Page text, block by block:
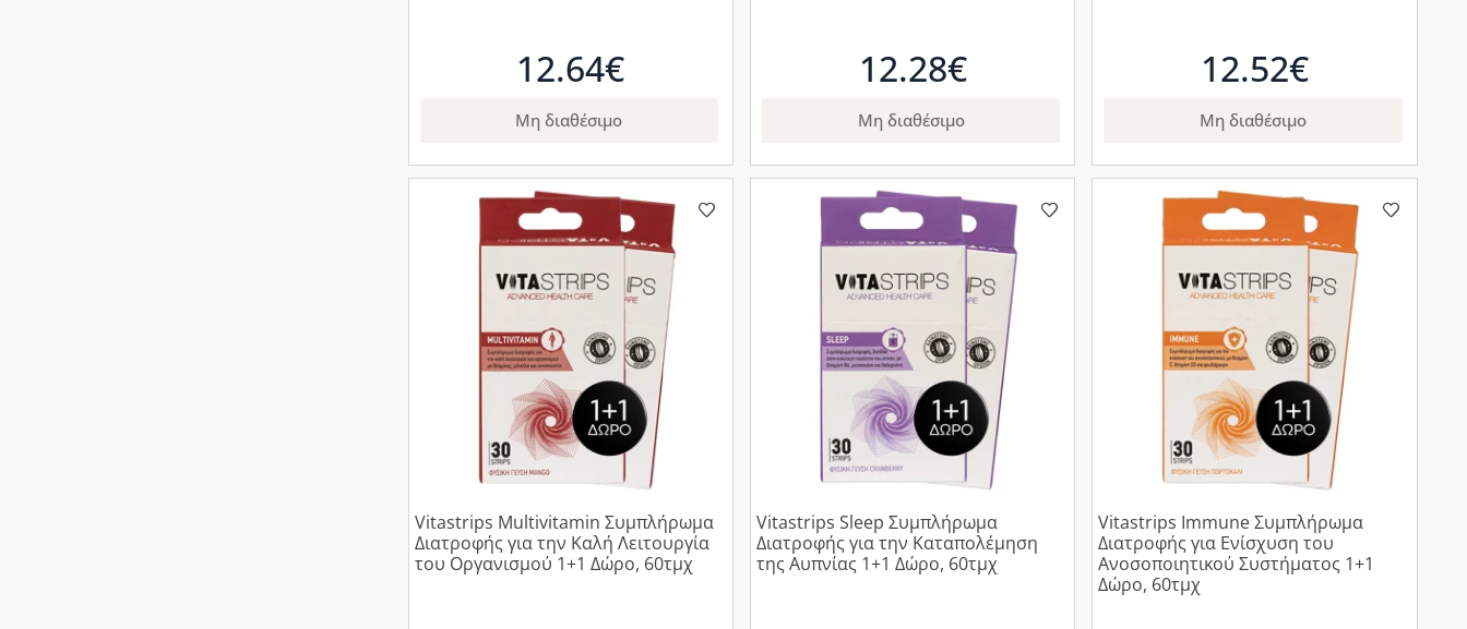
12.64€
Μη διαθέσιμο
12.28€
Μη διαθέσιμο
12.52€
Μη διαθέσιμο
Vitastrips Multivitamin Συμπλήρωμα
Διατροφής για την Καλή Λειτουργία
του Οργανισμού 1+1 Δώρο, 60τμχ
Vitastrips Sleep Συμπλήρωμα
Διατροφής για την Καταπολέμηση
της Αυπνίας 1+1 Δώρο, 60τμχ
Vitastrips Immune Συμπλήρωμα
Διατροφής για Ενίσχυση του
Ανοσοποιητικού Συστήματος 1+1
Δώρο, 60τμχ